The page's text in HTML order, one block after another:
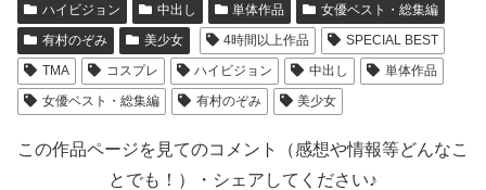
ハイビジョン
中出し 単体作品
女優ベスト・総集編
有村のぞみ
美少女 4時間以上作品
SPECIAL BEST
TMA
コスプレ ハイビジョン 中出し
単体作品
女優ベスト・総集編
有村のぞみ 美少女
この作品ページを見てのコメント（感想や情報等どんなこ
とでも！）・シェアしてください♪